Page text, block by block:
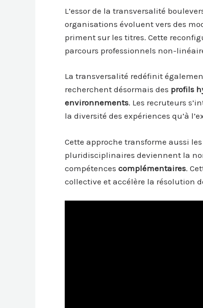
L’essor de la transversalité
organisations évoluent vers des
priment sur les titres. Cette
parcours professionnels non-
La transversalité redéfinit
recherchent désormais des profils
environnements. Les recruteurs
la diversité des expériences qu’à
Cette approche transforme aussi
pluridisciplinaires deviennent la
compétences complémentaires.
collective et accélère la résolution